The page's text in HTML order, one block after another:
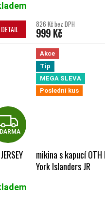
DETAIL 826 Kč bez DPH
999 Kč
ZDARMA
Akce
Tip
MEGA SLEVA
Poslední kus
mikina s kapucí OTH
York Islanders JR